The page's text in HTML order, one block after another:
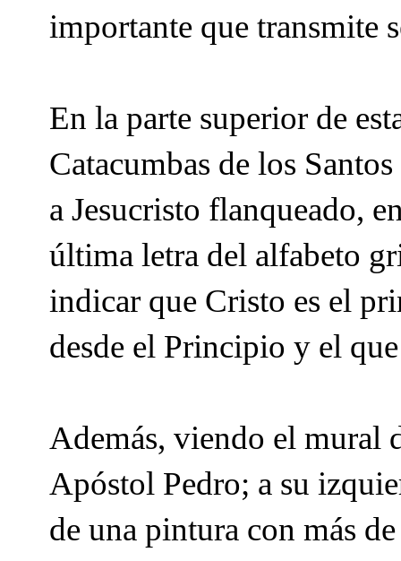
importante que transmite
En la parte superior de
Catacumbas de los
a Jesucristo flanqueado,
última letra del alfabeto
indicar que Cristo es el
desde el Principio y el
Además, viendo el mural
Apóstol Pedro; a su
de una pintura con más